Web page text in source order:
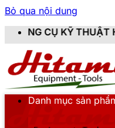
Bỏ qua nội dung
HITAMI - CUNG
Danh mục sản